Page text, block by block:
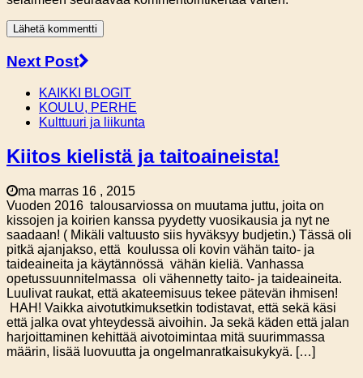
Next Post
KAIKKI BLOGIT
KOULU, PERHE
Kulttuuri ja liikunta
Kiitos kielistä ja taitoaineista!
ma marras 16 , 2015
Vuoden 2016 talousarviossa on muutama juttu, joita on
kissojen ja koirien kanssa pyydetty vuosikausia ja nyt ne
saadaan! ( Mikäli valtuusto siis hyväksyy budjetin.) Tässä oli
pitkä ajanjakso, että koulussa oli kovin vähän taito- ja
taideaineita ja käytännössä vähän kieliä. Vanhassa
opetussuunnitelmassa oli vähennetty taito- ja taideaineita.
Luulivat raukat, että akateemisuus tekee pätevän ihmisen!
HAH! Vaikka aivotutkimuksetkin todistavat, että sekä käsi
että jalka ovat yhteydessä aivoihin. Ja sekä käden että jalan
harjoittaminen kehittää aivotoimintaa mitä suurimmassa
määrin, lisää luovuutta ja ongelmanratkaisukykyä. […]